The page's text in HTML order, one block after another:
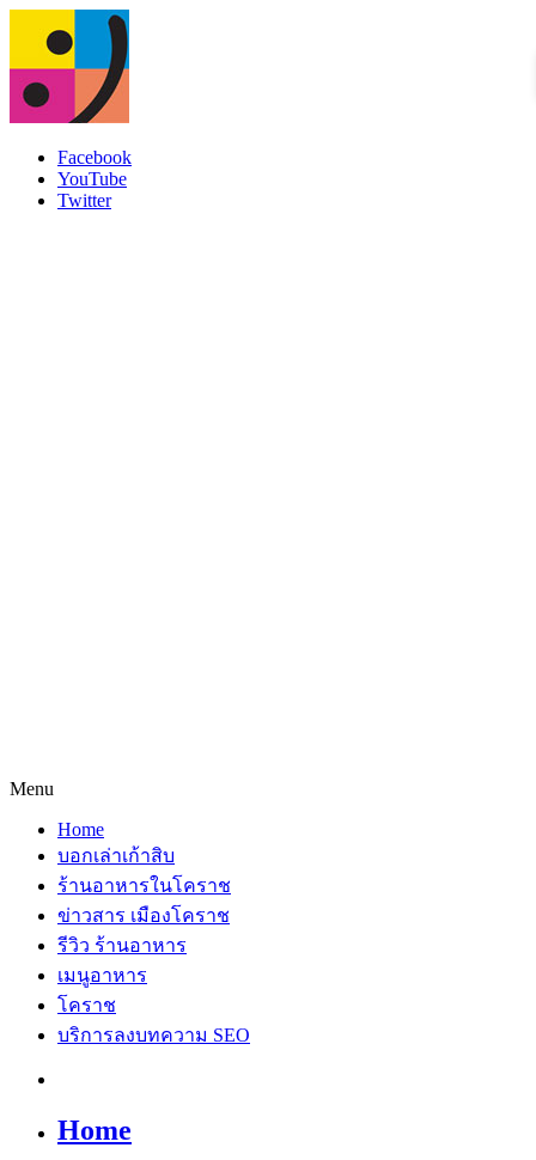
Facebook
YouTube
Twitter
Menu
Home
บอกเล่าเก้าสิบ
ร้านอาหารในโคราช
ข่าวสาร เมืองโคราช
รีวิว ร้านอาหาร
เมนูอาหาร
โคราช
บริการลงบทความ SEO
Home